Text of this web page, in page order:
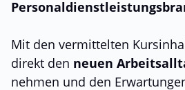
Mit den vermittelten
direkt den neuen
nehmen und den